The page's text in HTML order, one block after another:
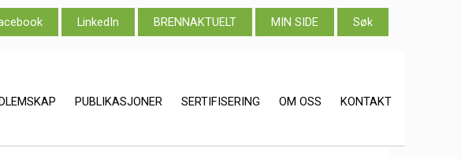
LinkedIn BRENNAKTUELT MIN SIDE Søk
PUBLIKASJONER SERTIFISERING OM OSS KONTAKT